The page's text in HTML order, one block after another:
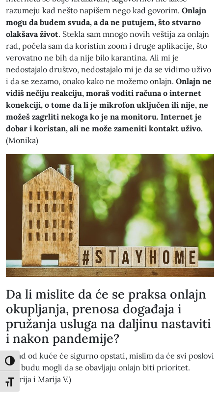
Toggle High Contrast
Toggle Font size
razumeju kad nešto napišem nego kad govorim. Onlajn
mogu da budem svuda, a da ne putujem, što stvarno
olakšava život. Stekla sam mnogo novih veštija za onlajn
rad, počela sam da koristim zoom i druge aplikacije, što
verovatno ne bih da nije bilo karantina. Ali mi je
nedostajalo društvo, nedostajalo mi je da se vidimo uživo
i da se zezamo, onako kako ne možemo onlajn. Onlajn ne
vidiš nečiju reakciju, moraš voditi računa o internet
konekciji, o tome da li je mikrofon uključen ili nije, ne
možeš zagrliti nekoga ko je na monitoru. Internet je
dobar i koristan, ali ne može zameniti kontakt uživo.
(Monika)
Da li mislite da će se praksa onlajn
okupljanja, prenosa događaja i
pružanja usluga na daljinu nastaviti
i nakon pandemije?
– Rad od kuće će sigurno opstati, mislim da će svi poslovi
koji budu mogli da se obavljaju onlajn biti prioritet.
(Marija i Marija V.)